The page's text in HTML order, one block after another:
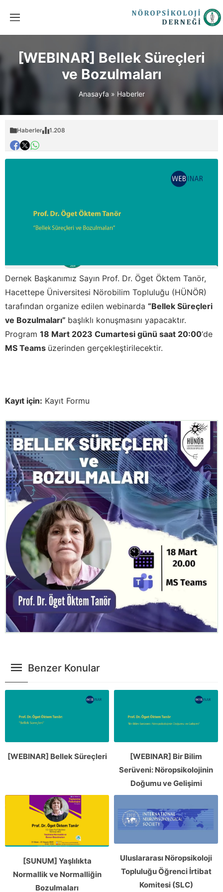
[WEBINAR] Bellek Süreçleri
ve Bozulmaları
Anasayfa » Haberler
Haberler 1.208
Dernek Başkanımız Sayın Prof. Dr. Öget Öktem Tanör,
Hacettepe Üniversitesi Nörobilim Topluluğu (HÜNÖR)
tarafından organize edilen webinarda “Bellek Süreçleri
ve Bozulmaları” başlıklı konuşmasını yapacaktır.
Program 18 Mart 2023 Cumartesi günü saat 20:00‘de
MS Teams üzerinden gerçekleştirilecektir.
Kayıt için: Kayıt Formu
Benzer Konular
[WEBINAR] Bellek Süreçleri
[WEBINAR] Bir Bilim
Serüveni: Nöropsikolojinin
Doğumu ve Gelişimi
[SUNUM] Yaşlılıkta
Normallik ve Normalliğin
Bozulmaları
Uluslararası Nöropsikoloji
Topluluğu Öğrenci İrtibat
Komitesi (SLC)